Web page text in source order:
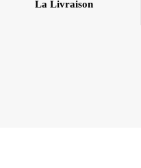
La Livraison